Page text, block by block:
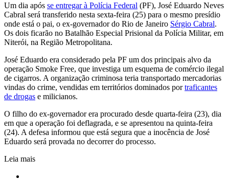
Um dia após se entregar à Polícia Federal (PF), José Eduardo Neves
Cabral será transferido nesta sexta-feira (25) para o mesmo presídio
onde está o pai, o ex-governador do Rio de Janeiro Sérgio Cabral.
Os dois ficarão no Batalhão Especial Prisional da Polícia Militar, em
Niterói, na Região Metropolitana.
José Eduardo era considerado pela PF um dos principais alvo da
operação Smoke Free, que investiga um esquema de comércio ilegal
de cigarros. A organização criminosa teria transportado mercadorias
vindas do crime, vendidas em territórios dominados portraficantes
de drogas e milicianos.
O filho do ex-governador era procurado desde quarta-feira (23), dia
em que a operação foi deflagrada, e se apresentou na quinta-feira
(24). A defesa informou que está segura que a inocência de José
Eduardo será provada no decorrer do processo.
Leia mais